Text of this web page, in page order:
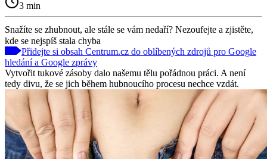
3 min
Snažíte se zhubnout, ale stále se vám nedaří? Nezoufejte a zjistěte,
kde se nejspíš stala chyba
Přidejte si obsah Centrum.cz do oblíbených zdrojů pro Google
hledání a Google zprávy
Vytvořit tukové zásoby dalo našemu tělu pořádnou práci. A není
tedy divu, že se jich během hubnoucího procesu nechce vzdát.